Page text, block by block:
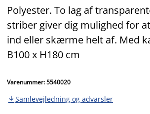
Polyester. To lag af
striber giver dig mulighed for
ind eller skærme helt af. Med
B100 x H180 cm
Varenummer: 5540020
 Samlevejledning og advarsler